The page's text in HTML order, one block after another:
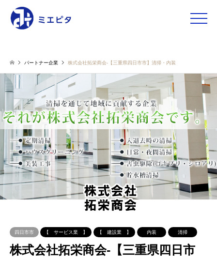
toggle
パートナー企業 株式会社拓栄商会-【三重県四日市市】清掃・内装
四日市市 【 サービス業 】 【 建設業 】 内装 清掃
株式会社拓栄商会-【三重県四日市